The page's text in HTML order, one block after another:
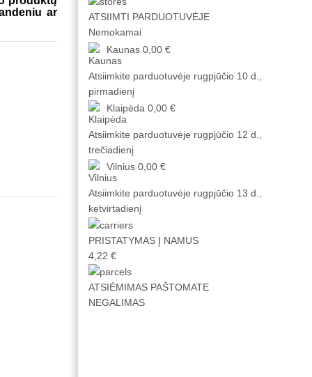
ATSIIMTI PARDUOTUVĖJE
Nemokamai
Kaunas 0,00 €
Atsiimkite parduotuvėje rugpjūčio 10 d.,
pirmadienį
Klaipėda 0,00 €
Atsiimkite parduotuvėje rugpjūčio 12 d.,
trečiadienį
Vilnius 0,00 €
Atsiimkite parduotuvėje rugpjūčio 13 d.,
ketvirtadienį
PRISTATYMAS Į NAMUS
4,22 €
ATSIĖMIMAS PAŠTOMATE
NEGALIMAS
ar